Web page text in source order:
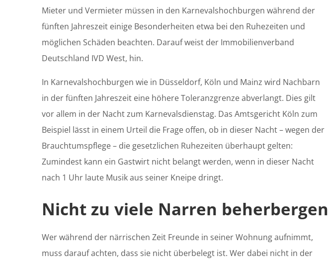
Mieter und Vermieter müssen in den Karnevalshochburgen während der
fünften Jahreszeit einige Besonderheiten etwa bei den Ruhezeiten und
möglichen Schäden beachten. Darauf weist der Immobilienverband
Deutschland IVD West, hin.
In Karnevalshochburgen wie in Düsseldorf, Köln und Mainz wird Nachbarn
in der fünften Jahreszeit eine höhere Toleranzgrenze abverlangt. Dies gilt
vor allem in der Nacht zum Karnevalsdienstag. Das Amtsgericht Köln zum
Beispiel lässt in einem Urteil die Frage offen, ob in dieser Nacht – wegen der
Brauchtumspflege – die gesetzlichen Ruhezeiten überhaupt gelten:
Zumindest kann ein Gastwirt nicht belangt werden, wenn in dieser Nacht
nach 1 Uhr laute Musik aus seiner Kneipe dringt.
Nicht zu viele Narren beherbergen
Wer während der närrischen Zeit Freunde in seiner Wohnung aufnimmt,
muss darauf achten, dass sie nicht überbelegt ist. Wer dabei nicht in der